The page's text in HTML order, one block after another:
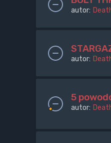
autor:
autor:
5
autor: